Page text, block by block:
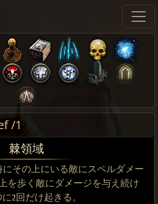
/1
棘領域
その上にいる敵にスペルダメー
を歩く敵にダメージを与え続け
に2回だけ起きる。